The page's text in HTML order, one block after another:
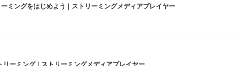
ミングをはじめよう | ストリーミングメディアプレイヤー
ーミング | ストリーミングメディアプレイヤー